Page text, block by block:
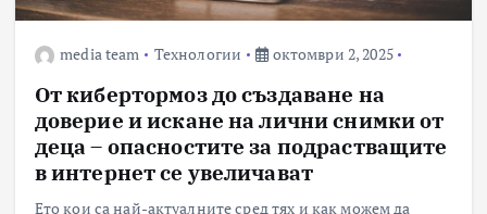
media team Технологии октомври 2, 2025
От кибертормоз до създаване на
доверие и искане на лични снимки от
деца – опасностите за подрастващите
в интернет се увеличават
Ето кои са най-актуалните сред тях и как можем да